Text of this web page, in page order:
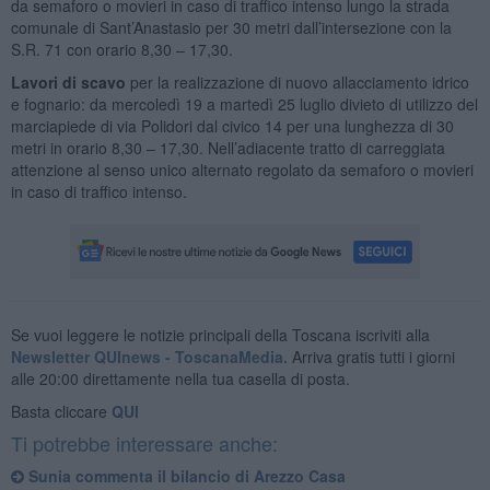
da semaforo o movieri in caso di traffico intenso lungo la strada
comunale di Sant’Anastasio per 30 metri dall’intersezione con la
S.R. 71 con orario 8,30 – 17,30.
Lavori di scavo per la realizzazione di nuovo allacciamento idrico
e fognario: da mercoledì 19 a martedì 25 luglio divieto di utilizzo del
marciapiede di via Polidori dal civico 14 per una lunghezza di 30
metri in orario 8,30 – 17,30. Nell’adiacente tratto di carreggiata
attenzione al senso unico alternato regolato da semaforo o movieri
in caso di traffico intenso.
Se vuoi leggere le notizie principali della Toscana iscriviti alla
Newsletter QUInews - ToscanaMedia. Arriva gratis tutti i giorni
alle 20:00 direttamente nella tua casella di posta.
Basta cliccare QUI
Ti potrebbe interessare anche:
Sunia commenta il bilancio di Arezzo Casa